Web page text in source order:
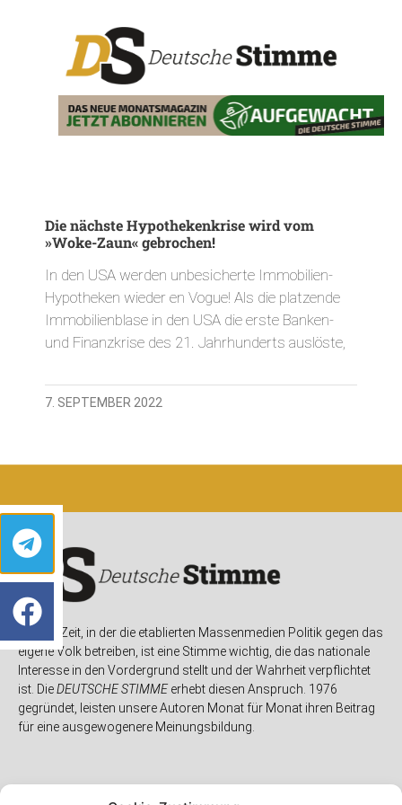
Die nächste Hypothekenkrise wird vom
»Woke-Zaun« gebrochen!
In den USA werden unbesicherte Immobilien-
Hypotheken wieder en Vogue! Als die platzende
Immobilienblase in den USA die erste Banken-
und Finanzkrise des 21. Jahrhunderts auslöste,
7. SEPTEMBER 2022
In einer Zeit, in der die etablierten Massenmedien Politik gegen das
eigene Volk betreiben, ist eine Stimme wichtig, die das nationale
Interesse in den Vordergrund stellt und der Wahrheit verpflichtet
ist. DieDEUTSCHE STIMMEerhebt diesen Anspruch. 1976
gegründet, leisten unsere Autoren Monat für Monat ihren Beitrag
für eine ausgewogenere Meinungsbildung.